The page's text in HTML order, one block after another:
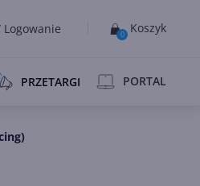
Logowanie 0 Koszyk
PRZETARGI PORTAL